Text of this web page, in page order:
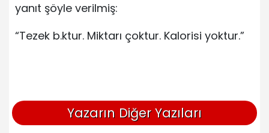
yanıt şöyle verilmiş:
“Tezek b.ktur. Miktarı çoktur. Kalorisi yoktur.”
Yazarın Diğer Yazıları